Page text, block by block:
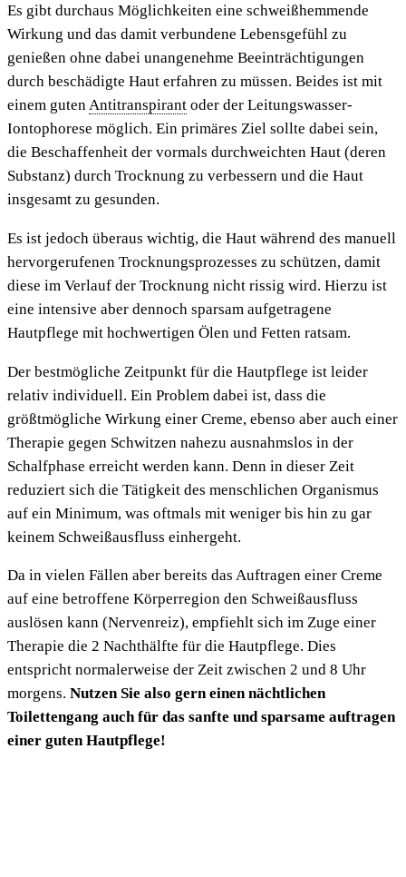
Es gibt durchaus Möglichkeiten eine schweißhemmende
Wirkung und das damit verbundene Lebensgefühl zu
genießen ohne dabei unangenehme Beeinträchtigungen
durch beschädigte Haut erfahren zu müssen. Beides ist mit
einem gutenAntitranspirant oder der Leitungswasser-
Iontophorese möglich. Ein primäres Ziel sollte dabei sein,
die Beschaffenheit der vormals durchweichten Haut (deren
Substanz) durch Trocknung zu verbessern und die Haut
insgesamt zu gesunden.
Es ist jedoch überaus wichtig, die Haut während des manuell
hervorgerufenen Trocknungsprozesses zu schützen, damit
diese im Verlauf der Trocknung nicht rissig wird. Hierzu ist
eine intensive aber dennoch sparsam aufgetragene
Hautpflege mit hochwertigen Ölen und Fetten ratsam.
Der bestmögliche Zeitpunkt für die Hautpflege ist leider
relativ individuell. Ein Problem dabei ist, dass die
größtmögliche Wirkung einer Creme, ebenso aber auch einer
Therapie gegen Schwitzen nahezu ausnahmslos in der
Schalfphase erreicht werden kann. Denn in dieser Zeit
reduziert sich die Tätigkeit des menschlichen Organismus
auf ein Minimum, was oftmals mit weniger bis hin zu gar
keinem Schweißausfluss einhergeht.
Da in vielen Fällen aber bereits das Auftragen einer Creme
auf eine betroffene Körperregion den Schweißausfluss
auslösen kann (Nervenreiz), empfiehlt sich im Zuge einer
Therapie die 2 Nachthälfte für die Hautpflege. Dies
entspricht normalerweise der Zeit zwischen 2 und 8 Uhr
morgens. Nutzen Sie also gern einen nächtlichen
Toilettengang auch für das sanfte und sparsame auftragen
einer guten Hautpflege!